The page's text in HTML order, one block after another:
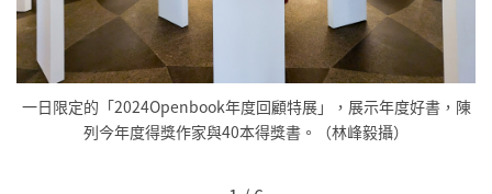
一日限定的「2024Openbook年度回顧特展」，展示年度好書，陳
列今年度得獎作家與40本得獎書。（林峰毅攝）